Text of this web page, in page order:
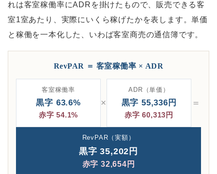
れは客室稼働率にADRを掛けたもので、販売できる客
室1室あたり、実際にいくら稼げたかを表します。単価
と稼働を一本化した、いわば客室商売の通信簿です。
RevPAR ＝ 客室稼働率 × ADR
客室稼働率
黒字 63.6%
赤字 54.1%
×
ADR（単価）
黒字 55,336円
赤字 60,313円
＝
RevPAR（実額）
黒字 35,202円
赤字 32,654円